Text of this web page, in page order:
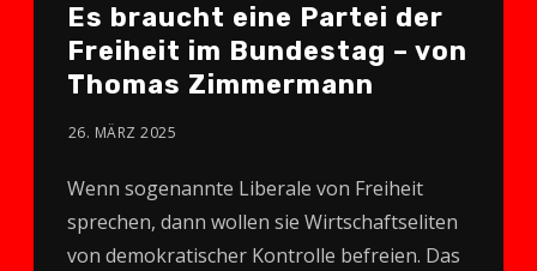
Es braucht eine Partei der
Freiheit im Bundestag – von
Thomas Zimmermann
26. MÄRZ 2025
Wenn sogenannte Liberale von Freiheit
sprechen, dann wollen sie Wirtschaftseliten
von demokratischer Kontrolle befreien. Das